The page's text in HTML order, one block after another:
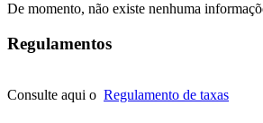
De momento, não existe nenhuma
Regulamentos
Consulte aqui o Regulamento de taxas